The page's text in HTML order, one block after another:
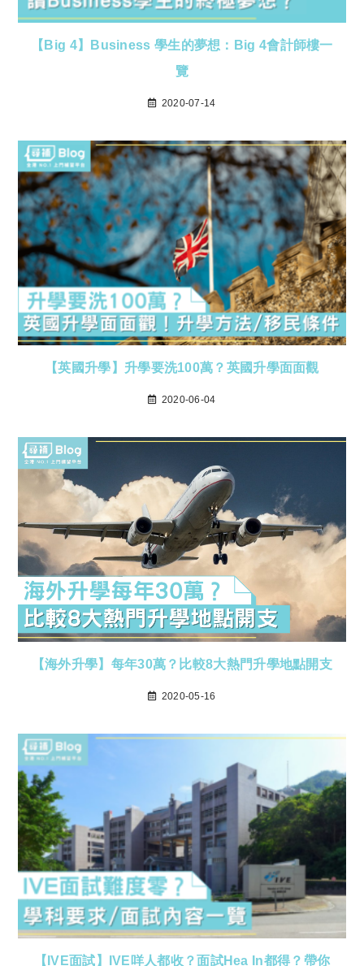
【Big 4】Business 學生的夢想：Big 4會計師樓一
覽
2020-07-14
【英國升學】升學要洗100萬？英國升學面面觀
2020-06-04
【海外升學】每年30萬？比較8大熱門升學地點開支
2020-05-16
【IVE面試】IVE咩人都收？面試Hea In都得？帶你